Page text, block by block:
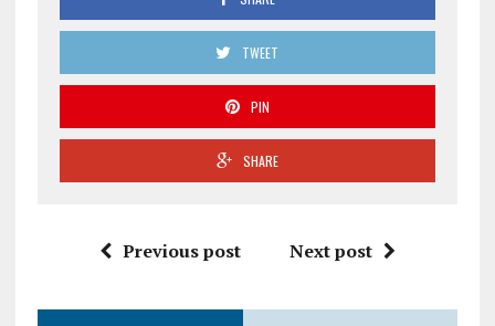
TWEET
PIN
SHARE
Previous post Next post